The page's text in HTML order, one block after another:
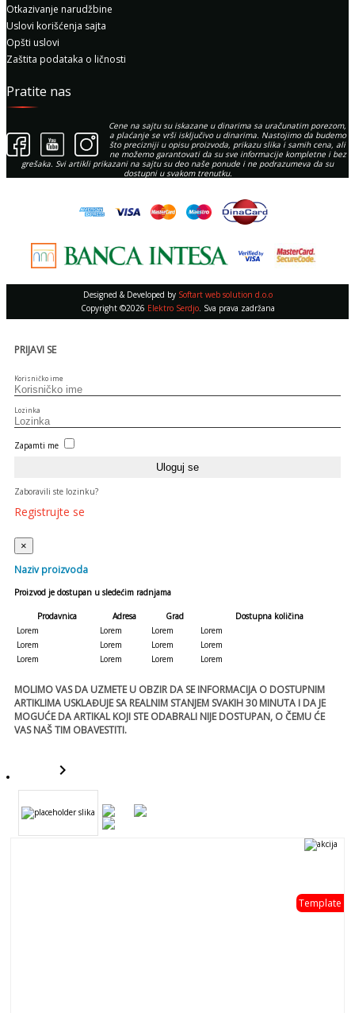
Otkazivanje narudžbine
Uslovi korišćenja sajta
Opšti uslovi
Zaštita podataka o ličnosti
Pratite nas
Cene na sajtu su iskazane u dinarima sa uračunatim porezom,
a plaćanje se vrši isključivo u dinarima. Nastojimo da budemo
što precizniji u opisu proizvoda, prikazu slika i samih cena, ali
ne možemo garantovati da su sve informacije kompletne i bez
grešaka. Svi artikli prikazani na sajtu su deo naše ponude i ne podrazumeva da su
dostupni u svakom trenutku.
Designed & Developed by Softart web solution d.o.o
Copyright ©2026 Elektro Serdjo. Sva prava zadržana
PRIJAVI SE
Korisničko ime
Lozinka
Zapamti me
Zaboravili ste lozinku?
Registrujte se
×
Naziv proizvoda
Proizvod je dostupan u sledećim radnjama
Prodavnica Adresa Grad
Dostupna količina
Lorem
Lorem Lorem
Lorem
Lorem
Lorem Lorem
Lorem
Lorem
Lorem Lorem Lorem
MOLIMO VAS DA UZMETE U OBZIR DA SE INFORMACIJA O DOSTUPNIM
ARTIKLIMA USKLAĐUJE SA REALNIM STANJEM SVAKIH 30 MINUTA I DA JE
MOGUĆE DA ARTIKAL KOJI STE ODABRALI NIJE DOSTUPAN, O ČEMU ĆE
VAS NAŠ TIM OBAVESTITI.
keyboard_arrow_right
- 0 %
template
Template